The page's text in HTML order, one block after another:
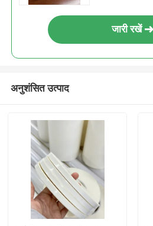
जारी रखें
अनुशंसित उत्पाद